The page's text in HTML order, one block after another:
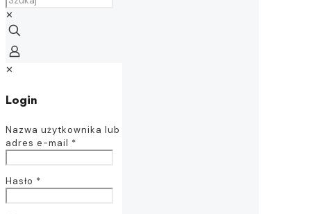
✕
✕
Login
Nazwa użytkownika lub
adres e-mail *
Hasło *